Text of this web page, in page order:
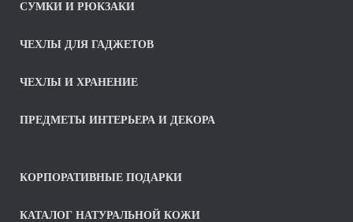
СУМКИ И РЮКЗАКИ
ЧЕХЛЫ ДЛЯ ГАДЖЕТОВ
ЧЕХЛЫ И ХРАНЕНИЕ
ПРЕДМЕТЫ ИНТЕРЬЕРА И ДЕКОРА
КОРПОРАТИВНЫЕ ПОДАРКИ
КАТАЛОГ НАТУРАЛЬНОЙ КОЖИ